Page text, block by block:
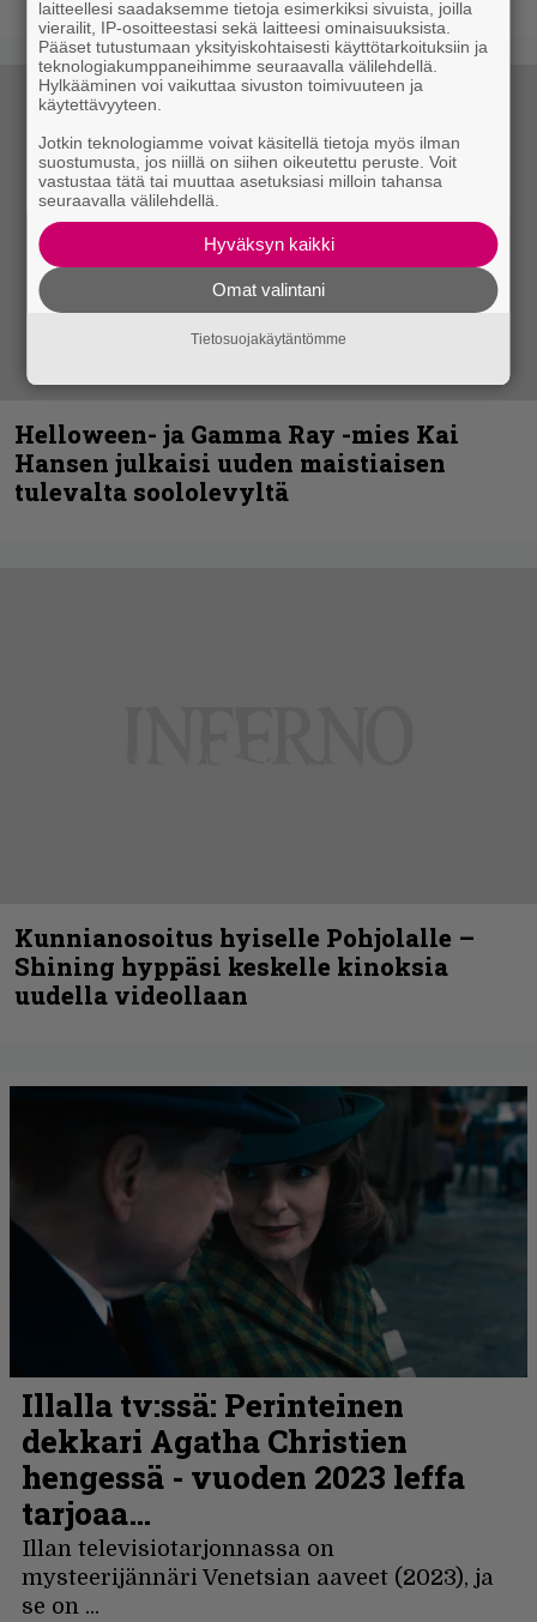
Helloween- ja Gamma Ray -mies Kai
Hansen julkaisi uuden maistiaisen
tulevalta soololevyltä
Kunnianosoitus hyiselle Pohjolalle –
Shining hyppäsi keskelle kinoksia
uudella videollaan
laitteellesi saadaksemme tietoja esimerkiksi sivuista, joilla
vierailit, IP-osoitteestasi sekä laitteesi ominaisuuksista.
Pääset tutustumaan yksityiskohtaisesti käyttötarkoituksiin ja
teknologiakumppaneihimme seuraavalla välilehdellä.
Hylkääminen voi vaikuttaa sivuston toimivuuteen ja
käytettävyyteen.
Jotkin teknologiamme voivat käsitellä tietoja myös ilman
suostumusta, jos niillä on siihen oikeutettu peruste. Voit
vastustaa tätä tai muuttaa asetuksiasi milloin tahansa
seuraavalla välilehdellä.
Hyväksyn kaikki
Omat valintani
Tietosuojakäytäntömme